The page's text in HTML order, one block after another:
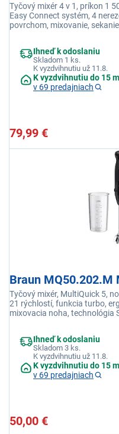
Tyčový mixér 4 v 1, príkon 1
Easy Connect systém, 4
povrchom, mixovanie,
Ihneď k odoslaniu
Skladom 1 ks.
K vyzdvihnutiu už 11.8.
K vyzdvihnutiu do 15
v 69 predajniach
79,99 €
Braun MQ50.202.M
Tyčový mixér, MultiQuick 5,
21 rýchlostí, funkcia turbo,
mixovacia noha, technológia
Ihneď k odoslaniu
Skladom 3 ks.
K vyzdvihnutiu už 11.8.
K vyzdvihnutiu do 15
v 69 predajniach
50,00 €